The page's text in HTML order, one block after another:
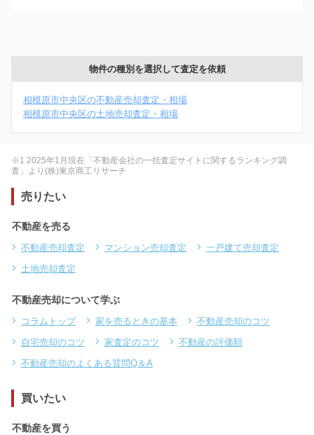
物件の種別を選択して査定を依頼
相模原市中央区の不動産売却査定・相場
相模原市中央区の土地売却査定・相場
※1 2025年1月現在「不動産会社の一括査定サイトに関するランキング調
査」より(株)東京商工リサーチ
売りたい
不動産を売る
不動産売却査定 マンション売却査定
一戸建て売却査定
土地売却査定
不動産売却について学ぶ
コラムトップ 家を売るときの基本
不動産売却のコツ
自宅売却のコツ
家査定のコツ
不動産の評価額
不動産売却のよくある質問Q＆A
買いたい
不動産を買う